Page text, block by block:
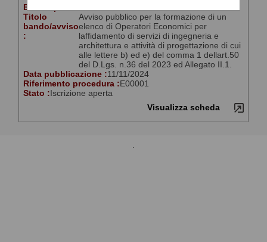
Elenco per :
Titolo
bando/avviso
:
Avviso pubblico per la formazione di un
elenco di Operatori Economici per
laffidamento di servizi di ingegneria e
architettura e attività di progettazione di cui
alle lettere b) ed e) del comma 1 dellart.50
del D.Lgs. n.36 del 2023 ed Allegato II.1.
Data pubblicazione :11/11/2024
Riferimento procedura : E00001
Stato : Iscrizione aperta
Visualizza scheda
.